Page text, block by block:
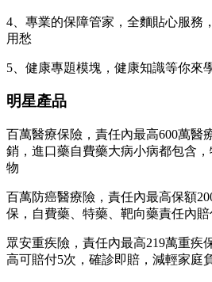
4、專業的保障管家，全麵貼心服務
用愁
5、健康專題模塊，健康知識等你來
明星產品
百萬醫療保險，責任內最高600萬醫
銷，進口藥自費藥大病小病都包含
物
百萬防癌醫療險，責任內最高保額
保，自費藥、特藥、靶向藥責任內賠
眾安重疾險，責任內最高219萬重疾
高可賠付5次，確診即賠，減輕家庭